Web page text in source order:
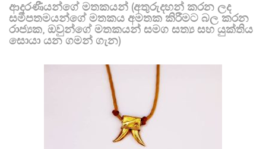
ආදරණීයන්ගේ මතකයන් (අතුරුදහන් කරන ලද
සමීපතමයන්ගේ මතකය අමතක කිරීමට බල කරන
රාජ්‍යක, ඔවුන්ගේ මතකයන් සමග සත්‍ය සහ යුක්තිය
සොයා යන ගමන් ගැන)